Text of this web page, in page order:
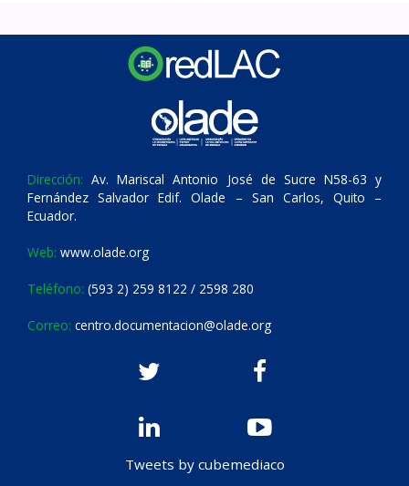
Dirección: Av. Mariscal Antonio José de Sucre N58-63 y
Fernández Salvador Edif. Olade – San Carlos, Quito –
Ecuador.
Web: www.olade.org
Teléfono: (593 2) 259 8122 / 2598 280
Correo: centro.documentacion@olade.org
Tweets by cubemediaco